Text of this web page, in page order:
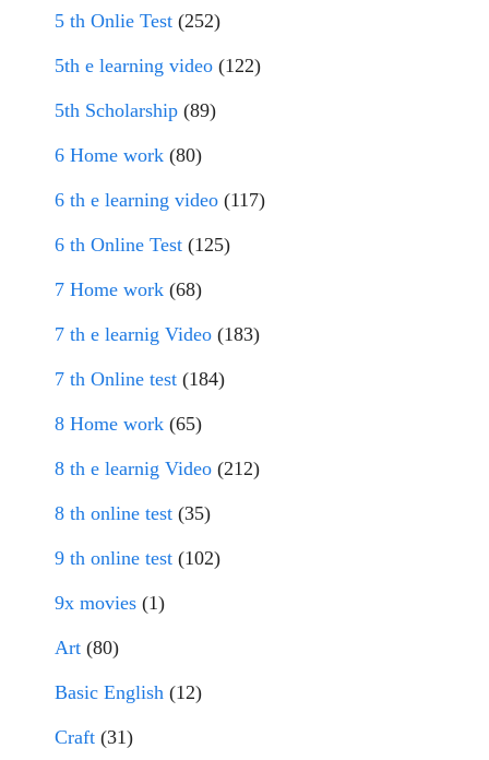
5 th Onlie Test (252)
5th e learning video (122)
5th Scholarship (89)
6 Home work (80)
6 th e learning video (117)
6 th Online Test (125)
7 Home work (68)
7 th e learnig Video (183)
7 th Online test (184)
8 Home work (65)
8 th e learnig Video (212)
8 th online test (35)
9 th online test (102)
9x movies (1)
Art (80)
Basic English (12)
Craft (31)